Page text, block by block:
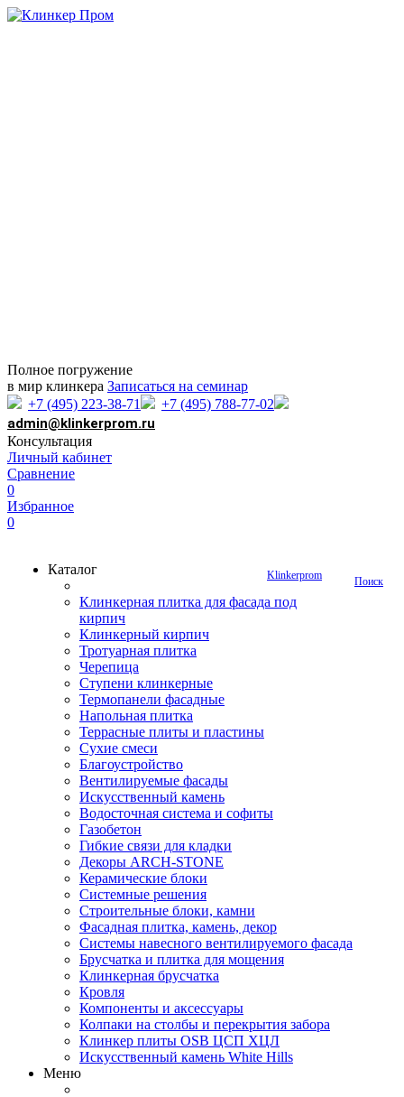
Полное погружение
в мир клинкера Записаться на семинар
+7 (495) 223-38-71
+7 (495) 788-77-02
admin@klinkerprom.ru
Консультация
Личный кабинет
Сравнение
0
Избранное
0
Поиск
Klinkerprom
Каталог
Клинкерная плитка для фасада под
кирпич
Клинкерный кирпич
Тротуарная плитка
Черепица
Ступени клинкерные
Термопанели фасадные
Напольная плитка
Террасные плиты и пластины
Сухие смеси
Благоустройство
Вентилируемые фасады
Искусственный камень
Водосточная система и софиты
Газобетон
Гибкие связи для кладки
Декоры ARCH-STONE
Керамические блоки
Системные решения
Строительные блоки, камни
Фасадная плитка, камень, декор
Системы навесного вентилируемого фасада
Брусчатка и плитка для мощения
Клинкерная брусчатка
Кровля
Компоненты и аксессуары
Колпаки на столбы и перекрытия забора
Клинкер плиты OSB ЦСП ХЦЛ
Искусственный камень White Hills
Меню